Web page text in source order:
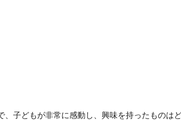
、子どもが非常に感動し、興味を持ったものは